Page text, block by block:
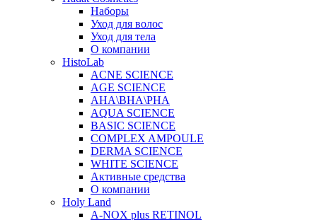
Наборы
Уход для волос
Уход для тела
О компании
HistoLab
ACNE SCIENCE
AGE SCIENCE
AHA\BHA\PHA
AQUA SCIENCE
BASIC SCIENCE
COMPLEX AMPOULE
DERMA SCIENCE
WHITE SCIENCE
Активные средства
О компании
Holy Land
A-NOX plus RETINOL